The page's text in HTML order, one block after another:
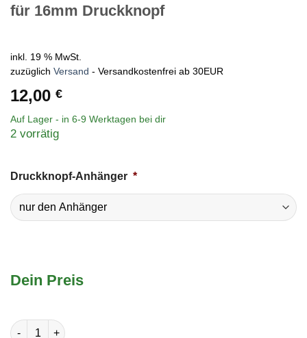
für 16mm Druckknopf
inkl. 19 % MwSt.
zuzüglich Versand - Versandkostenfrei ab 30EUR
12,00 €
Auf Lager - in 6-9 Werktagen bei dir
2 vorrätig
Druckknopf-Anhänger *
Dein Preis
Druckknopf Anhänger Notenschlüssel für 16mm Druckknopf